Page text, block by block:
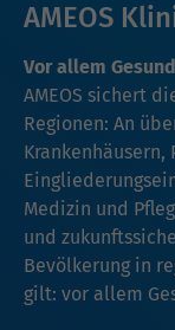
AMEOS
Vor allem
AMEOS sichert
Regionen: An
Krankenhäusern,
Medizin und
und
Bevölkerung in
gilt: vor allem